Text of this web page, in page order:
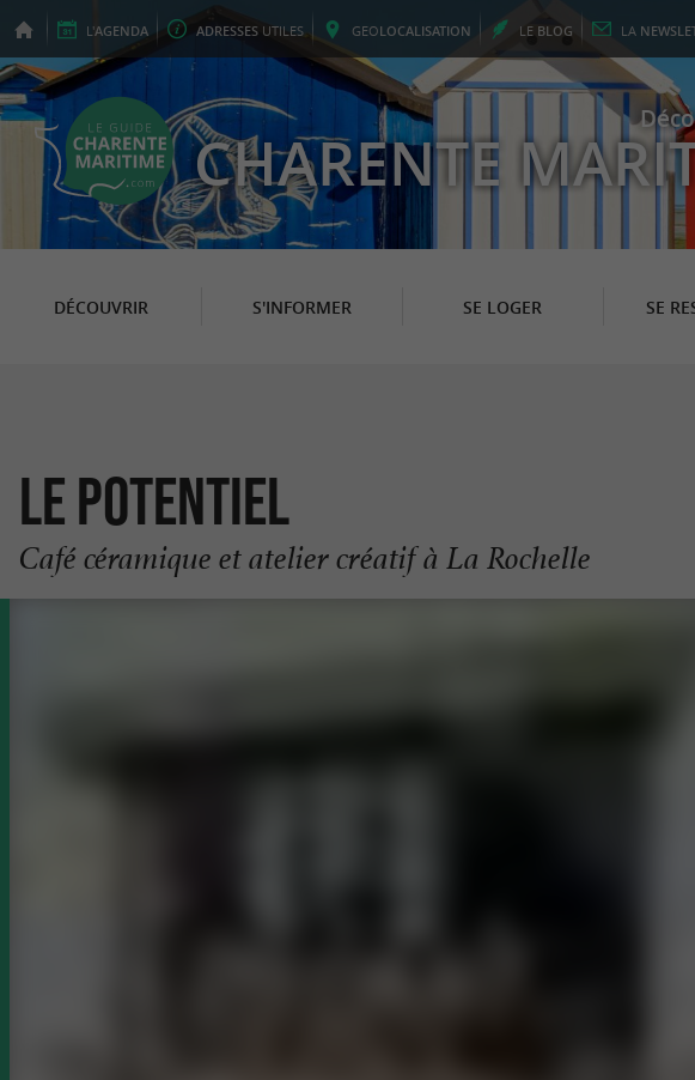
L'AGENDA ADRESSES UTILES GEOLOCALISATION LE BLOG LA
CHARENTE
DÉCOUVRIR S'INFORMER SE LOGER SE
Le Potentiel
Café céramique et atelier créatif à La Rochelle